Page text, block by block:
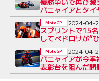
優勝争いで再び
バニャイアとタ
戦スペインGP
スプリントで15
してペドロサが“
／第4戦スペイン
MotoGP 2024-04-
バニャイアが今
表彰台を阻んだ
GP初日
MotoGP 2024-04-